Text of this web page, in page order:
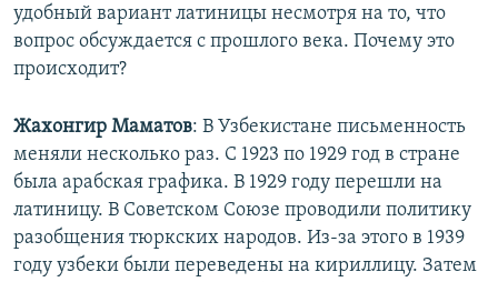
удобный вариант латиницы несмотря на то, что
вопрос обсуждается с прошлого века. Почему это
происходит?
Жахонгир Маматов: В Узбекистане письменность
меняли несколько раз. С 1923 по 1929 год в стране
была арабская графика. В 1929 году перешли на
латиницу. В Советском Союзе проводили политику
разобщения тюркских народов. Из-за этого в 1939
году узбеки были переведены на кириллицу. Затем